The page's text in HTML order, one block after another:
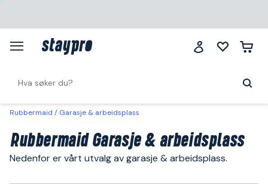
Rubbermaid Garasje & arbeidsplass
Rubbermaid Garasje & arbeidsplass
Nedenfor er vårt utvalg av garasje & arbeidsplass.